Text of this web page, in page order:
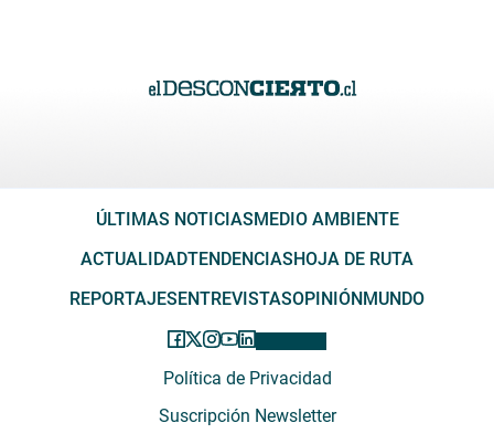
ÚLTIMAS NOTICIASMEDIO AMBIENTE
ACTUALIDADTENDENCIASHOJA DE RUTA
REPORTAJESENTREVISTASOPINIÓNMUNDO
Política de Privacidad
Suscripción Newsletter